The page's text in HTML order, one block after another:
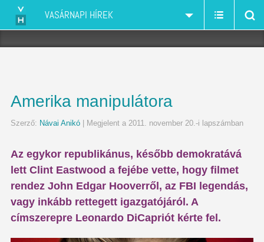
VASÁRNAPI HÍREK
Amerika manipulátora
Szerző: Návai Anikó| Megjelent a 2011. november 20.-i lapszámban
Az egykor republikánus, később demokratává
lett Clint Eastwood a fejébe vette, hogy filmet
rendez John Edgar Hooverről, az FBI legendás,
vagy inkább rettegett igazgatójáról. A
címszerepre Leonardo DiCapriót kérte fel.